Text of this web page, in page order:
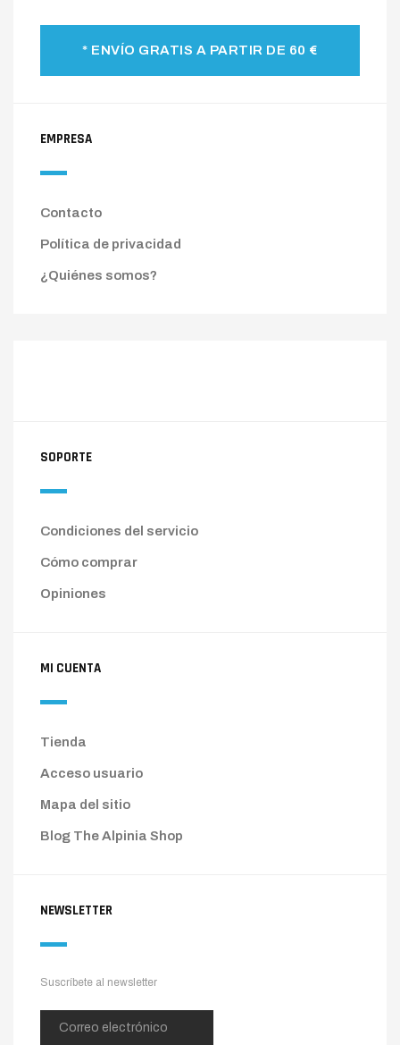
* ENVÍO GRATIS A PARTIR DE 60 €
EMPRESA
Contacto
Política de privacidad
¿Quiénes somos?
SOPORTE
Condiciones del servicio
Cómo comprar
Opiniones
MI CUENTA
Tienda
Acceso usuario
Mapa del sitio
Blog The Alpinia Shop
NEWSLETTER
Suscríbete al newsletter